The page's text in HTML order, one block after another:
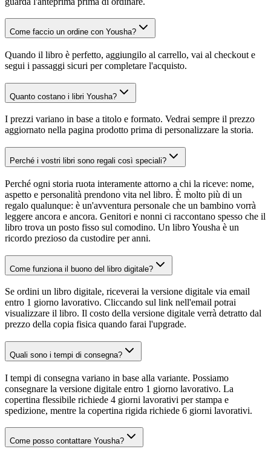
Come faccio un ordine con Yousha?
Quando il libro è perfetto, aggiungilo al carrello, vai al checkout e
segui i passaggi sicuri per completare l'acquisto.
Quanto costano i libri Yousha?
I prezzi variano in base a titolo e formato. Vedrai sempre il prezzo
aggiornato nella pagina prodotto prima di personalizzare la storia.
Perché i vostri libri sono regali così speciali?
Perché ogni storia ruota interamente attorno a chi la riceve: nome,
aspetto e personalità prendono vita nel libro. È molto più di un
regalo qualunque: è un'avventura personale che un bambino vorrà
leggere ancora e ancora. Genitori e nonni ci raccontano spesso che il
libro trova un posto fisso sul comodino. Un libro Yousha è un
ricordo prezioso da custodire per anni.
Come funziona il buono del libro digitale?
Se ordini un libro digitale, riceverai la versione digitale via email
entro 1 giorno lavorativo. Cliccando sul link nell'email potrai
visualizzare il libro. Il costo della versione digitale verrà detratto dal
prezzo della copia fisica quando farai l'upgrade.
Quali sono i tempi di consegna?
I tempi di consegna variano in base alla variante. Possiamo
consegnare la versione digitale entro 1 giorno lavorativo. La
copertina flessibile richiede 4 giorni lavorativi per stampa e
spedizione, mentre la copertina rigida richiede 6 giorni lavorativi.
Come posso contattare Yousha?